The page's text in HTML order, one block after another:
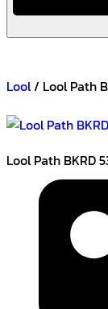
Lool/ Lool Path
Lool Path BKRD